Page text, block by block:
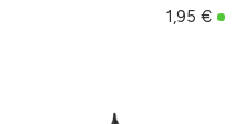
1,95 €